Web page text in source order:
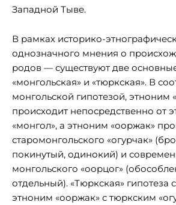
Западной Тыве.
В рамках историко-
однозначного мнения о
родов — существуют две
«монгольская» и «тюркская». В
монгольской гипотезой, этноним
происходит непосредственно от
«монгол», а этноним «ооржак»
старомонгольского «огурчак»
покинутый, одинокий) и
монгольского «оорцог»
отдельный). «Тюркская» гипотеза
этноним «ооржак» с тюркским